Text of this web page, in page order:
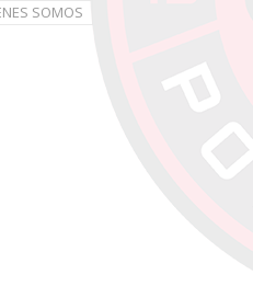
SOMOS